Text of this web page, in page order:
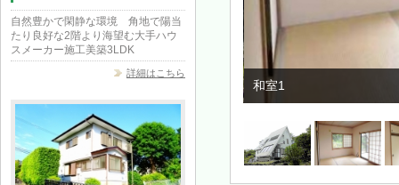
自然豊かで閑静な環境 角地で陽当
たり良好な2階より海望む大手ハウ
スメーカー施工美築3LDK
詳細はこちら
和室1